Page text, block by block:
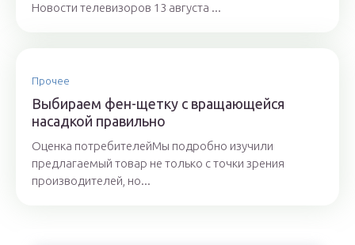
Новости телевизоров 13 августа ...
Прочее
Выбираем фен-щетку с вращающейся
насадкой правильно
Оценка потребителейМы подробно изучили
предлагаемый товар не только с точки зрения
производителей, но...